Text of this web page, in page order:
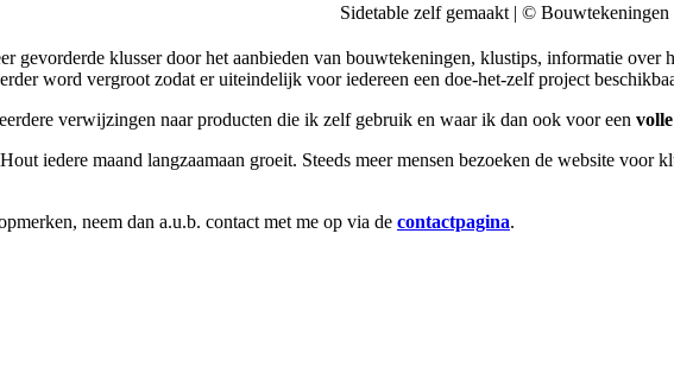
Sidetable zelf gemaakt | ©
gevorderde klusser door het aanbieden van bouwtekeningen, klustips, informatie over
word vergroot zodat er uiteindelijk voor iedereen een doe-het-zelf project
verwijzingen naar producten die ik zelf gebruik en waar ik dan ook voor een
iedere maand langzaamaan groeit. Steeds meer mensen bezoeken de website
neem dan a.u.b. contact met me op via de contactpagina.